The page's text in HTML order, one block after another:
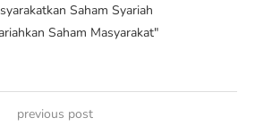
Saham Syariah
Saham Masyarakat"
previous post